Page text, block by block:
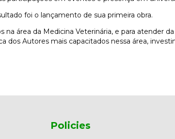
foi o lançamento de sua primeira obra.
área da Medicina Veterinária, e para atender
dos Autores mais capacitados nessa área,
Policies